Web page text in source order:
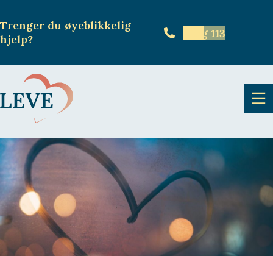
Trenger du øyeblikkelig
hjelp? Ring 113